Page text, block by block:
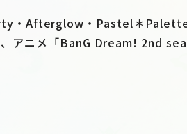
・Afterglow・Pastel＊
アニメ「BanG Dream! 2nd